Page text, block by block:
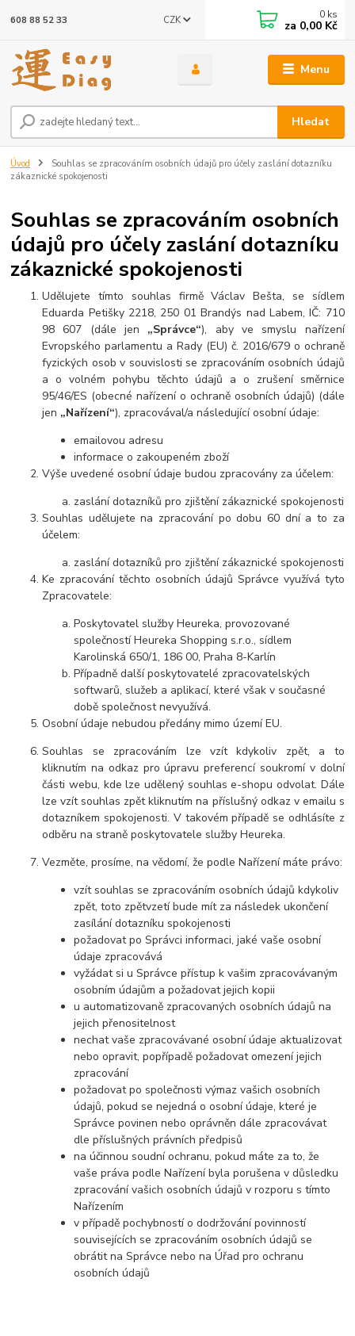
Menu
CZK
Hledat
608 88 52 33 0 ks
za 0,00 Kč
Úvod
Souhlas se zpracováním osobních údajů pro účely zaslání dotazníku
zákaznické spokojenosti
Souhlas se zpracováním osobních
údajů pro účely zaslání dotazníku
zákaznické spokojenosti
Udělujete tímto souhlas firmě Václav Bešta, se sídlem
Eduarda Petišky 2218, 250 01 Brandýs nad Labem, IČ: 710
98 607 (dále jen „Správce“), aby ve smyslu nařízení
Evropského parlamentu a Rady (EU) č. 2016/679 o ochraně
fyzických osob v souvislosti se zpracováním osobních údajů
a o volném pohybu těchto údajů a o zrušení směrnice
95/46/ES (obecné nařízení o ochraně osobních údajů) (dále
jen „Nařízení“), zpracovával/a následující osobní údaje:
emailovou adresu
informace o zakoupeném zboží
Výše uvedené osobní údaje budou zpracovány za účelem:
zaslání dotazníků pro zjištění zákaznické spokojenosti
Souhlas udělujete na zpracování po dobu 60 dní a to za
účelem:
zaslání dotazníků pro zjištění zákaznické spokojenosti
Ke zpracování těchto osobních údajů Správce využívá tyto
Zpracovatele:
Poskytovatel služby Heureka, provozované
společností Heureka Shopping s.r.o., sídlem
Karolinská 650/1, 186 00, Praha 8-Karlín
Případně další poskytovatelé zpracovatelských
softwarů, služeb a aplikací, které však v současné
době společnost nevyužívá.
Osobní údaje nebudou předány mimo území EU.
Souhlas se zpracováním lze vzít kdykoliv zpět, a to
kliknutím na odkaz pro úpravu preferencí soukromí v dolní
části webu, kde lze udělený souhlas e-shopu odvolat. Dále
lze vzít souhlas zpět kliknutím na příslušný odkaz v emailu s
dotazníkem spokojenosti. V takovém případě se odhlásíte z
odběru na straně poskytovatele služby Heureka.
Vezměte, prosíme, na vědomí, že podle Nařízení máte právo:
vzít souhlas se zpracováním osobních údajů kdykoliv
zpět, toto zpětvzetí bude mít za následek ukončení
zasílání dotazníku spokojenosti
požadovat po Správci informaci, jaké vaše osobní
údaje zpracovává
vyžádat si u Správce přístup k vašim zpracovávaným
osobním údajům a požadovat jejich kopii
u automatizovaně zpracovaných osobních údajů na
jejich přenositelnost
nechat vaše zpracovávané osobní údaje aktualizovat
nebo opravit, popřípadě požadovat omezení jejich
zpracování
požadovat po společnosti výmaz vašich osobních
údajů, pokud se nejedná o osobní údaje, které je
Správce povinen nebo oprávněn dále zpracovávat
dle příslušných právních předpisů
na účinnou soudní ochranu, pokud máte za to, že
vaše práva podle Nařízení byla porušena v důsledku
zpracování vašich osobních údajů v rozporu s tímto
Nařízením
v případě pochybností o dodržování povinností
souvisejících se zpracováním osobních údajů se
obrátit na Správce nebo na Úřad pro ochranu
osobních údajů